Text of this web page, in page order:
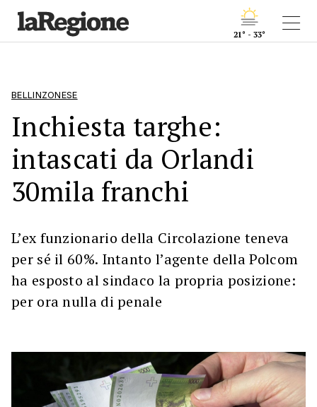
21° - 33°
BELLINZONESE
Inchiesta targhe:
intascati da Orlandi
30mila franchi
L’ex funzionario della Circolazione teneva
per sé il 60%. Intanto l’agente della Polcom
ha esposto al sindaco la propria posizione:
per ora nulla di penale